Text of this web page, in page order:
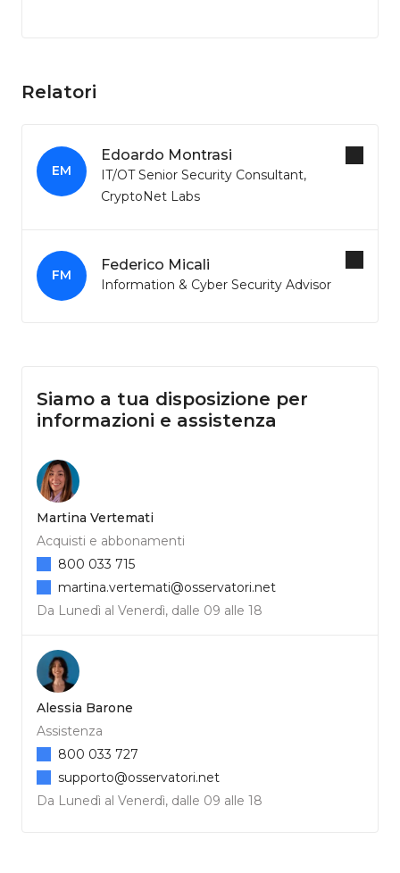
Relatori
EM
Edoardo Montrasi
IT/OT Senior Security Consultant,
CryptoNet Labs
FM
Federico Micali
Information & Cyber Security Advisor
Siamo a tua disposizione per
informazioni e assistenza
Martina Vertemati
Acquisti e abbonamenti
Da Lunedì al Venerdì, dalle 09 alle 18
800 033 715
martina.vertemati@osservatori.net
Alessia Barone
Assistenza
Da Lunedì al Venerdì, dalle 09 alle 18
800 033 727
supporto@osservatori.net